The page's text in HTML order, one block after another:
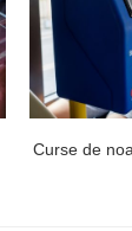
Curse de